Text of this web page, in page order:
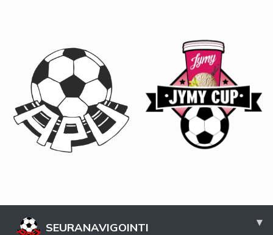
SEURANAVIGOINTI ▾